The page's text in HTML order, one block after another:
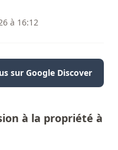
à 16:12
sur Google Discover
à la propriété à